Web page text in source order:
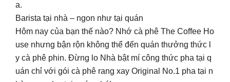
a.
Barista tại nhà – ngon như tại quán
Hôm nay của bạn thế nào? Nhớ cà phê The Coffee Ho
use nhưng bận rộn không thể đến quán thưởng thức l
y cà phê phin. Đừng lo Nhà bật mí công thức pha tại q
uán chỉ với gói cà phê rang xay Original No.1 pha tại n